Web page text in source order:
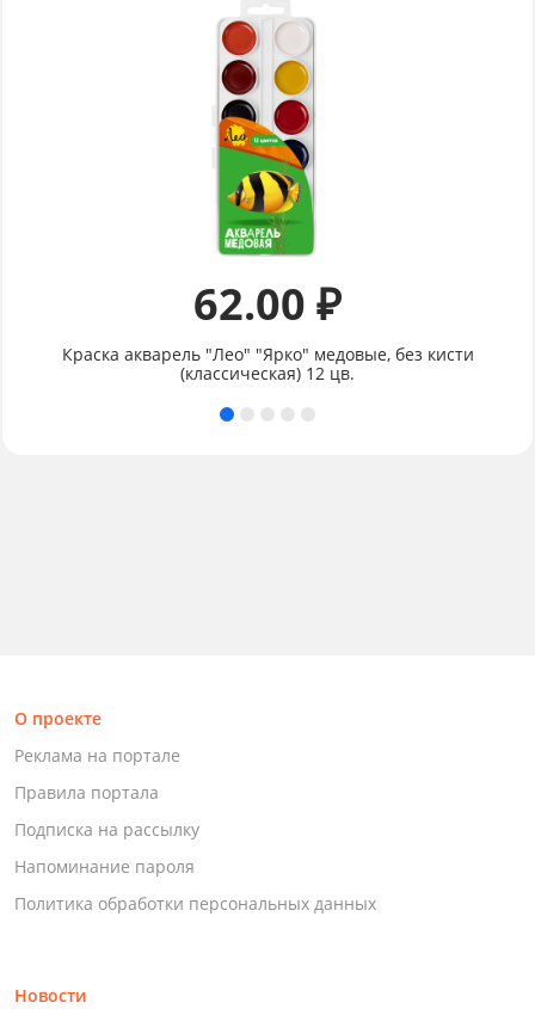
62.00 ₽
Краска акварель "Лео" "Ярко" медовые, без кисти
(классическая) 12 цв.
О проекте
Реклама на портале
Правила портала
Подписка на рассылку
Напоминание пароля
Политика обработки персональных данных
Новости